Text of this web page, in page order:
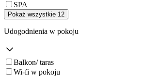
SPA
Pokaż wszystkie 12
Udogodnienia w pokoju
Balkon/ taras
Wi-fi w pokoju